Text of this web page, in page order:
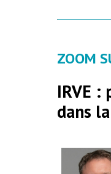
ZOOM
IRVE :
dans